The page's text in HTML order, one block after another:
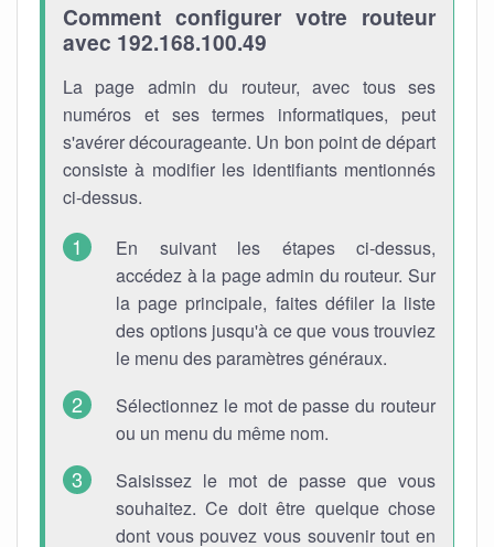
Comment configurer votre routeur
avec 192.168.100.49
La page admin du routeur, avec tous ses
numéros et ses termes informatiques, peut
s'avérer décourageante. Un bon point de départ
consiste à modifier les identifiants mentionnés
ci-dessus.
En suivant les étapes ci-dessus,
accédez à la page admin du routeur. Sur
la page principale, faites défiler la liste
des options jusqu'à ce que vous trouviez
le menu des paramètres généraux.
Sélectionnez le mot de passe du routeur
ou un menu du même nom.
Saisissez le mot de passe que vous
souhaitez. Ce doit être quelque chose
dont vous pouvez vous souvenir tout en